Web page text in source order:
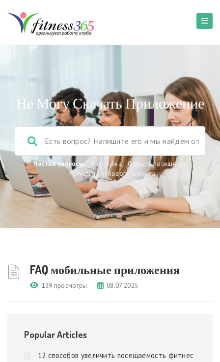
Не Могу Скачать Приложение
Частые запросы: Настройка, Открыть посещение
Регистрация нового клиента
FAQ мобильные приложения
139 просмотры 08.07.2025
Popular Articles
12 способов увеличить посещаемость фитнес